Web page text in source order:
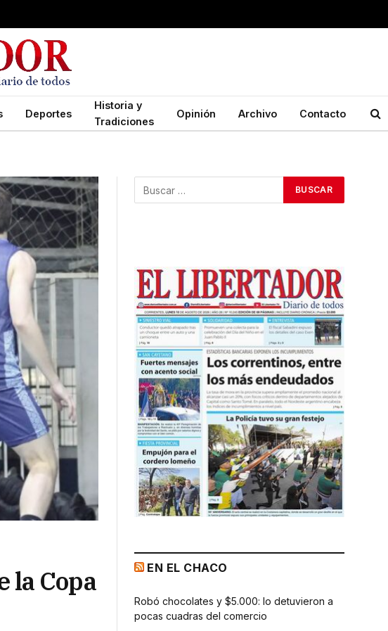
Deportes
Historia y
Tradiciones
Opinión Archivo Contacto
la Copa
EN EL CHACO
Robó chocolates y $5.000: lo detuvieron a
pocas cuadras del comercio